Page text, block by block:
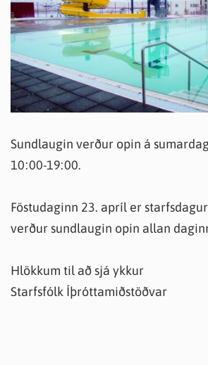
Sundlaugin verður opin á
10:00-19:00.
Föstudaginn 23. apríl er
verður sundlaugin opin allan
Hlökkum til að sjá ykkur
Starfsfólk Íþróttamiðstöðvar